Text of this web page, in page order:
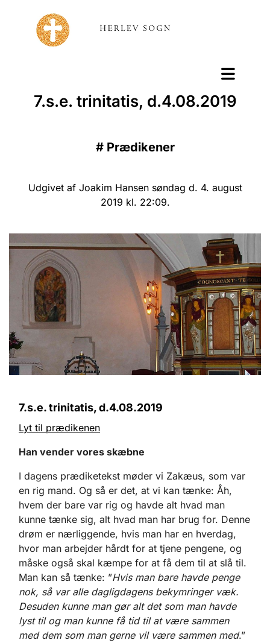
7.s.e. trinitatis, d.4.08.2019
# Prædikener
Udgivet af Joakim Hansen søndag d. 4. august
2019 kl. 22:09.
7.s.e. trinitatis, d.4.08.2019
Lyt til prædikenen
Han vender vores skæbne
I dagens prædiketekst møder vi Zakæus, som var
en rig mand. Og så er det, at vi kan tænke: Åh,
hvem der bare var rig og havde alt hvad man
kunne tænke sig, alt hvad man har brug for. Denne
drøm er nærliggende, hvis man har en hverdag,
hvor man arbejder hårdt for at tjene pengene, og
måske også skal kæmpe for at få dem til at slå til.
Man kan så tænke: ”Hvis man bare havde penge
nok, så var alle dagligdagens bekymringer væk.
Desuden kunne man gør alt det som man havde
lyst til og man kunne få tid til at være sammen
med dem som man gerne vil være sammen med.”